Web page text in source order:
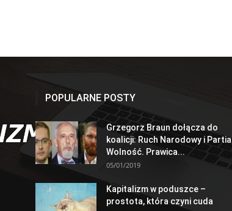
POPULARNE POSTY
Grzegorz Braun dołącza do
koalicji: Ruch Narodowy i Partia
Wolność. Prawica...
05/01/2019
Kapitalizm w poduszce –
prostota, która czyni cuda